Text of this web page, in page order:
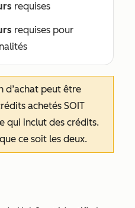
requises
requises pour
d’achat peut être
achetés SOIT
qui inclut des crédits.
ce soit les deux.